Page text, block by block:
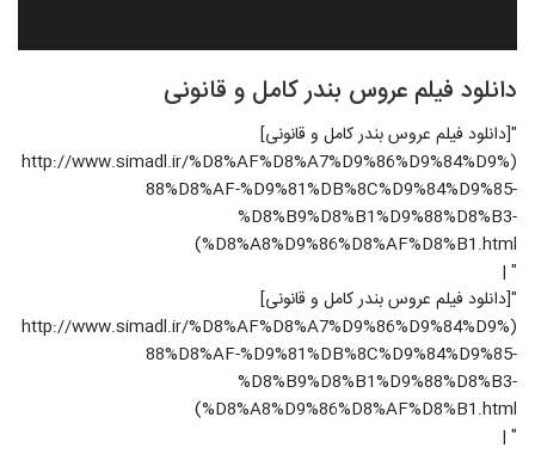
دانلود فیلم عروس بندر کامل و قانونی
"[دانلود فیلم عروس بندر کامل و قانونی]
(http://www.simadl.ir/%D8%AF%D8%A7%D9%86%D9%84%D9%
88%D8%AF-%D9%81%DB%8C%D9%84%D9%85-
%D8%B9%D8%B1%D9%88%D8%B3-
%D8%A8%D9%86%D8%AF%D8%B1.html)
" |
"[دانلود فیلم عروس بندر کامل و قانونی]
(http://www.simadl.ir/%D8%AF%D8%A7%D9%86%D9%84%D9%
88%D8%AF-%D9%81%DB%8C%D9%84%D9%85-
%D8%B9%D8%B1%D9%88%D8%B3-
%D8%A8%D9%86%D8%AF%D8%B1.html)
" |